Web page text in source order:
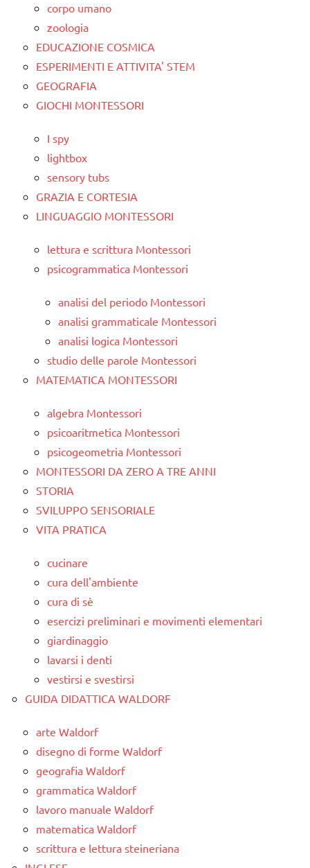
corpo umano
zoologia
EDUCAZIONE COSMICA
ESPERIMENTI E ATTIVITA' STEM
GEOGRAFIA
GIOCHI MONTESSORI
I spy
lightbox
sensory tubs
GRAZIA E CORTESIA
LINGUAGGIO MONTESSORI
lettura e scrittura Montessori
psicogrammatica Montessori
analisi del periodo Montessori
analisi grammaticale Montessori
analisi logica Montessori
studio delle parole Montessori
MATEMATICA MONTESSORI
algebra Montessori
psicoaritmetica Montessori
psicogeometria Montessori
MONTESSORI DA ZERO A TRE ANNI
STORIA
SVILUPPO SENSORIALE
VITA PRATICA
cucinare
cura dell'ambiente
cura di sè
esercizi preliminari e movimenti elementari
giardinaggio
lavarsi i denti
vestirsi e svestirsi
GUIDA DIDATTICA WALDORF
arte Waldorf
disegno di forme Waldorf
geografia Waldorf
grammatica Waldorf
lavoro manuale Waldorf
matematica Waldorf
scrittura e lettura steineriana